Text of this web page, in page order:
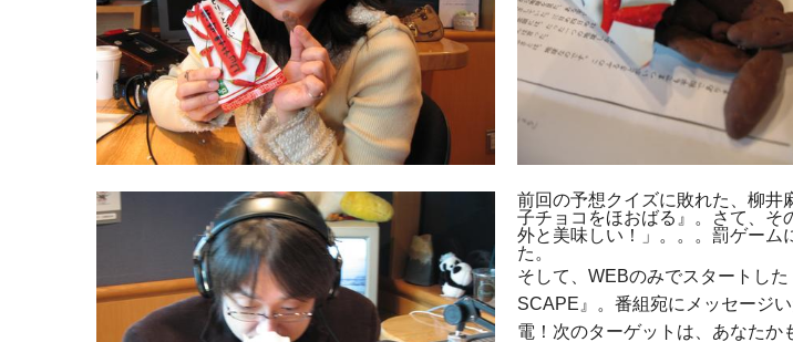
前回の予想クイズに敗れた、柳井
子チョコをほおばる』。さて、そ
外と美味しい！」。。。罰ゲーム
た。
そして、WEBのみでスタートし
SCAPE』。番組宛にメッセージ
電！次のターゲットは、あなたか